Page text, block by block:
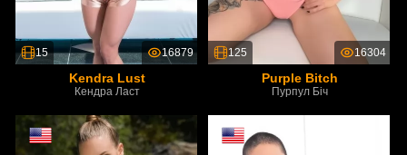
15 16879
Kendra Lust
Кендра Ласт
125 16304
Purple Bitch
Пурпул Біч